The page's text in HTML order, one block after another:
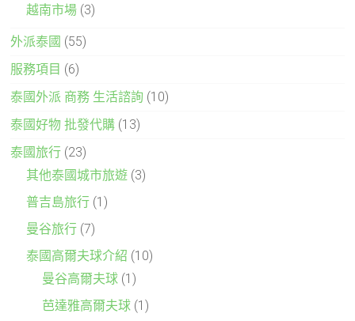
越南市場 (3)
外派泰國 (55)
服務項目 (6)
泰國外派 商務 生活諮詢 (10)
泰國好物 批發代購 (13)
泰國旅行 (23)
其他泰國城市旅遊 (3)
普吉島旅行 (1)
曼谷旅行 (7)
泰國高爾夫球介紹 (10)
曼谷高爾夫球 (1)
芭達雅高爾夫球 (1)